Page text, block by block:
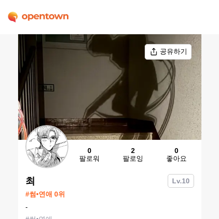
공유하기
0
팔로워
2
팔로잉
0
좋아요
최 Lv.10
#썸•연애 0위
-